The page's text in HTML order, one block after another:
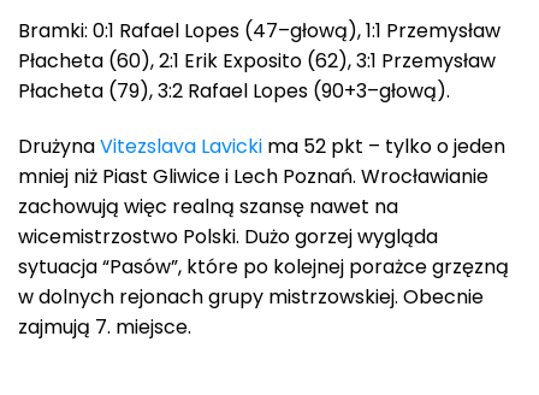
Bramki: 0:1 Rafael Lopes (47–głową), 1:1 Przemysław
Płacheta (60), 2:1 Erik Exposito (62), 3:1 Przemysław
Płacheta (79), 3:2 Rafael Lopes (90+3–głową).
DrużynaVitezslava Lavicki ma 52 pkt – tylko o jeden
mniej niż Piast Gliwice i Lech Poznań. Wrocławianie
zachowują więc realną szansę nawet na
wicemistrzostwo Polski. Dużo gorzej wygląda
sytuacja “Pasów”, które po kolejnej porażce grzęzną
w dolnych rejonach grupy mistrzowskiej. Obecnie
zajmują 7. miejsce.